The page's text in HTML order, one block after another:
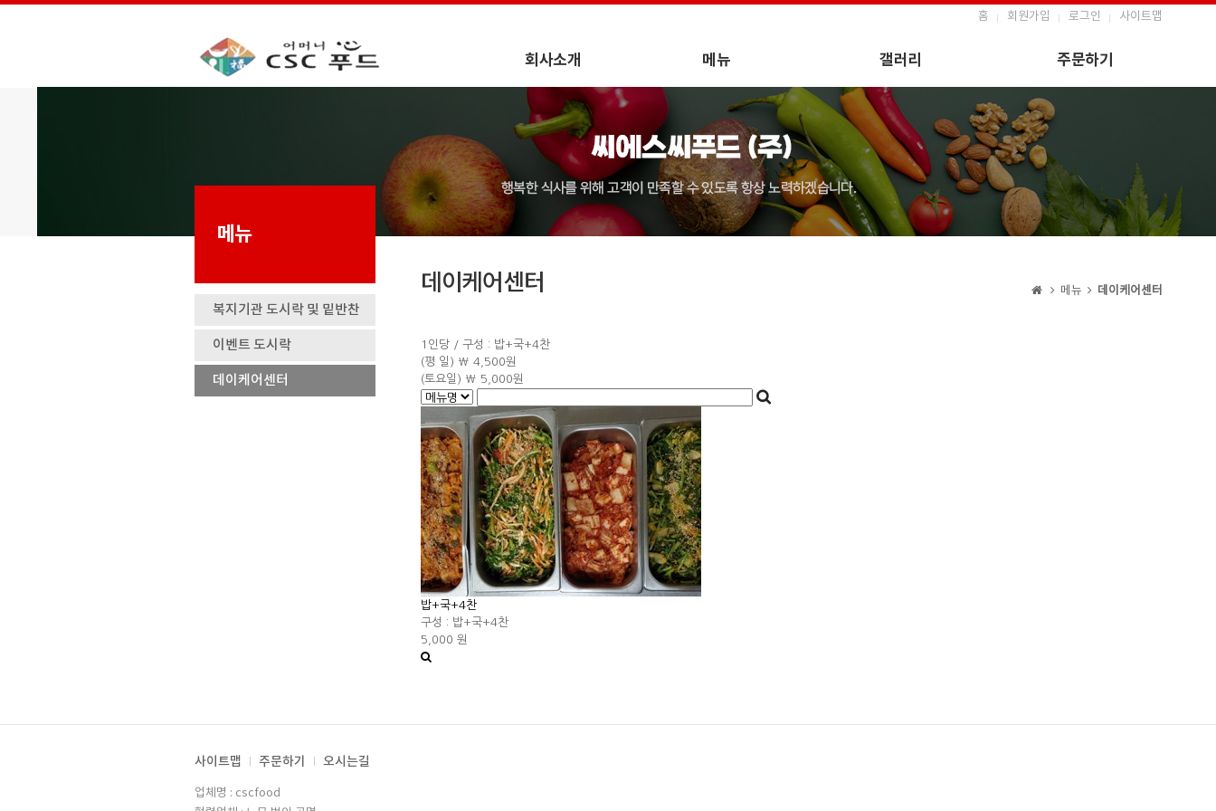
홈 회원가입 로그인 사이트맵
회사소개 메뉴 갤러리 주문하기
메뉴
복지기관 도시락 및 밑반찬
이벤트 도시락
데이케어센터
데이케어센터 메뉴 데이케어센터
1인당 / 구성 : 밥+국+4찬
(평 일) ₩ 4,500원
(토요일) ₩ 5,000원
밥+국+4찬
구성 : 밥+국+4찬
5,000 원
사이트맵 주문하기 오시는길
업체명 : cscfood